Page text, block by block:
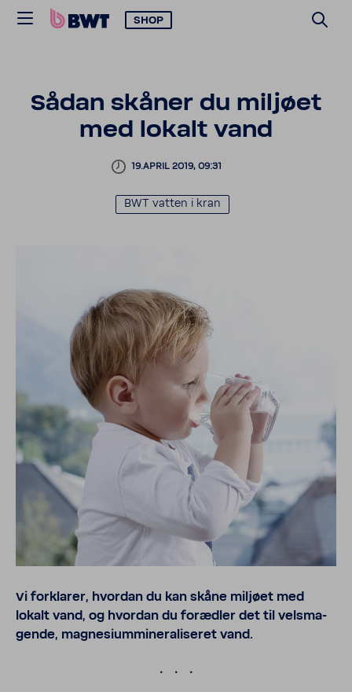
SHOP
Sådan skåner du miljøet
med lokalt vand
19.APRIL 2019, 09:31
BWT vatten i kran
Vi forklarer, hvordan du kan skåne miljøet med
lokalt vand, og hvordan du forædler det til vels­ma­
gende, magne­sium­mi­ne­ra­li­seret vand.
.